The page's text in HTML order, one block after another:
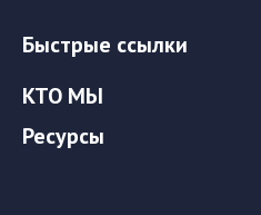
Быстрые ссылки
КТО МЫ
Ресурсы